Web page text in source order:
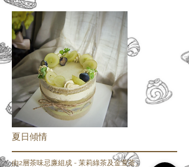
夏日傾情
由2層茶味忌廉組成 - 茉莉綠茶及金萱茶。